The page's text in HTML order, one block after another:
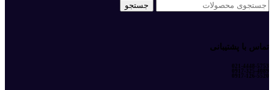
جستجو
تماس با پشتیبانی
021-4448-5753
0917-325-4089
0917-126-5520